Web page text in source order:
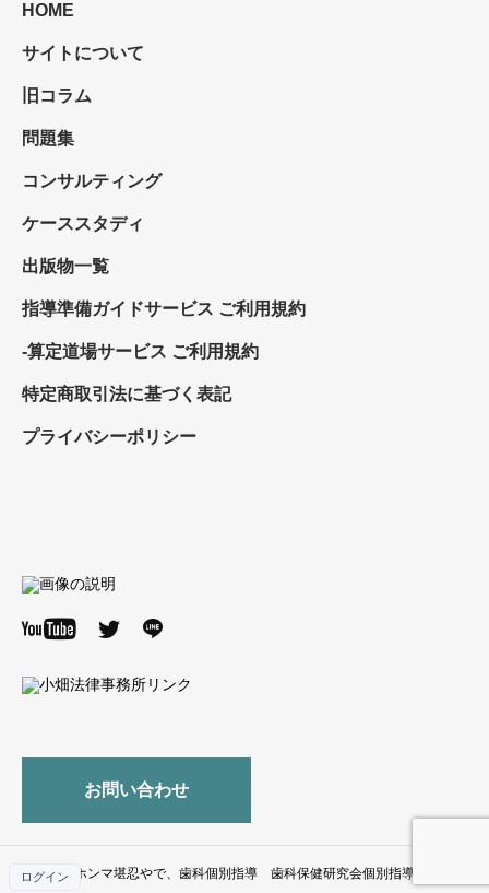
ログイン
HOME
サイトについて
旧コラム
問題集
コンサルティング
ケーススタディ
出版物一覧
指導準備ガイドサービス ご利用規約
-算定道場サービス ご利用規約
特定商取引法に基づく表記
プライバシーポリシー
お問い合わせ
© ホンマ堪忍やで、歯科個別指導 歯科保健研究会個別指導部